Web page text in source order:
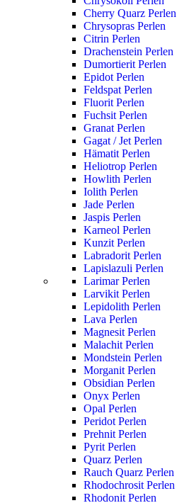
Cherry Quarz Perlen
Chrysopras Perlen
Citrin Perlen
Drachenstein Perlen
Dumortierit Perlen
Epidot Perlen
Feldspat Perlen
Fluorit Perlen
Fuchsit Perlen
Granat Perlen
Gagat / Jet Perlen
Hämatit Perlen
Heliotrop Perlen
Howlith Perlen
Iolith Perlen
Jade Perlen
Jaspis Perlen
Karneol Perlen
Kunzit Perlen
Labradorit Perlen
Lapislazuli Perlen
Larimar Perlen
Larvikit Perlen
Lepidolith Perlen
Lava Perlen
Magnesit Perlen
Malachit Perlen
Mondstein Perlen
Morganit Perlen
Obsidian Perlen
Onyx Perlen
Opal Perlen
Peridot Perlen
Prehnit Perlen
Pyrit Perlen
Quarz Perlen
Rauch Quarz Perlen
Rhodochrosit Perlen
Rhodonit Perlen